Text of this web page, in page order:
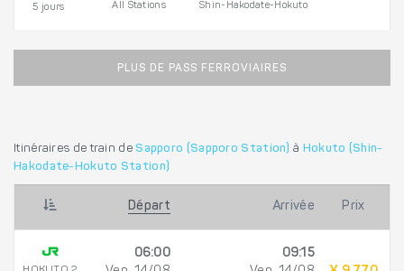
5 jours All Stations Shin-Hakodate-Hokuto
PLUS DE PASS FERROVIAIRES
Itinéraires de train deSapporo (Sapporo Station) à Hokuto (Shin-
Hakodate-Hokuto Station)
Départ Arrivée Prix
06:00
09:15